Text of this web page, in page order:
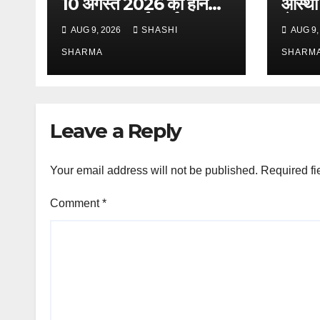
10 अगस्त 2026 को होने
वाला जनसुनवाई कार्यक्रम
स्थगित
AUG 9, 2026 SHASHI
SHARMA
आस्था
सेAUG
Leave a Reply
Your email address will not be published. Required
Comment*